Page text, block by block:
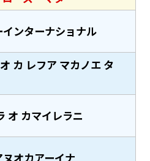
ンターナショナル
カ レフア マカノエ タ
オ カマイレラニ
オカアーイナ